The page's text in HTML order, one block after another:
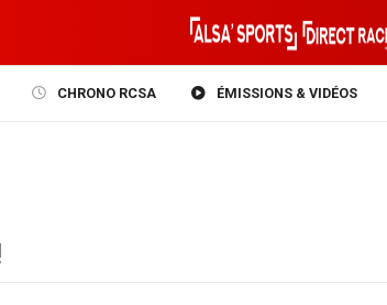
CHRONO RCSA ÉMISSIONS & VIDÉOS